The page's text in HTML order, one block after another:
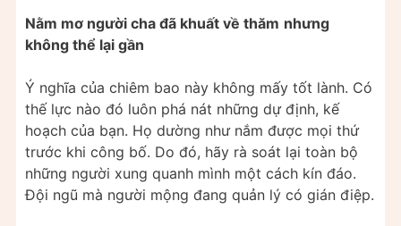
Nằm mơ người cha đã khuất về thăm nhưng
không thể lại gần
Ý nghĩa của chiêm bao này không mấy tốt lành. Có
thế lực nào đó luôn phá nát những dự định, kế
hoạch của bạn. Họ dường như nắm được mọi thứ
trước khi công bố. Do đó, hãy rà soát lại toàn bộ
những người xung quanh mình một cách kín đáo.
Đội ngũ mà người mộng đang quản lý có gián điệp.